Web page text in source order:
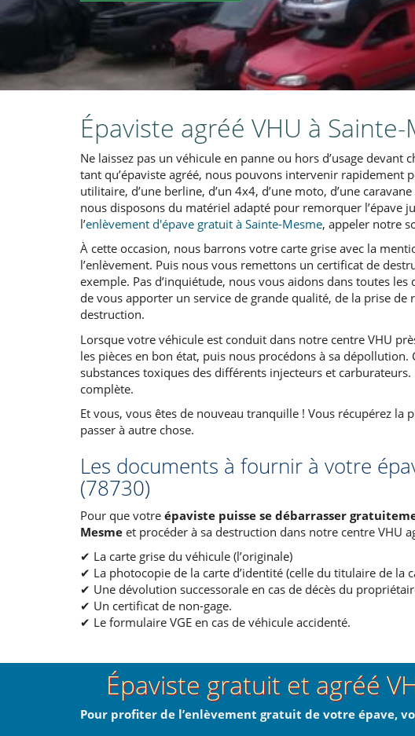
Épaviste agréé VHU à
Ne laissez pas un véhicule en panne ou hors d’usage devant
tant qu’épaviste agréé, nous pouvons intervenir rapidement
utilitaire, d’une berline, d’un 4x4, d’une moto, d’une
nous disposons du matériel adapté pour remorquer l’épave
l’enlèvement d'épave gratuit à Sainte-Mesme, appeler notre
À cette occasion, nous barrons votre carte grise avec la
l’enlèvement. Puis nous vous remettons un certificat de
exemple. Pas d’inquiétude, nous vous aidons dans toutes
de vous apporter un service de grande qualité, de la prise de
destruction.
Lorsque votre véhicule est conduit dans notre centre VHU
les pièces en bon état, puis nous procédons à sa dépollution.
substances toxiques des différents injecteurs et
complète.
Et vous, vous êtes de nouveau tranquille ! Vous récupérez la
passer à autre chose.
Les documents à fournir à votre
(78730)
Pour que votre épaviste puisse se débarrasser
Mesme et procéder à sa destruction dans notre centre VHU
✔ La carte grise du véhicule (l’originale)
✔ La photocopie de la carte d’identité (celle du titulaire de la
✔ Une dévolution successorale en cas de décès du
✔ Un certificat de non-gage.
✔ Le formulaire VGE en cas de véhicule accidenté.
Épaviste gratuit et agréé
Pour profiter de l’enlèvement gratuit de votre épave,